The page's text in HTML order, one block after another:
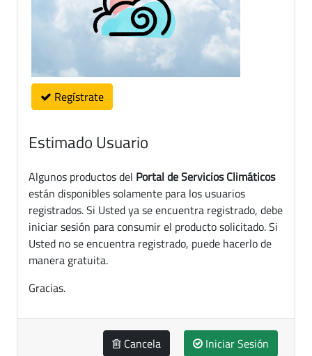
Regístrate
Estimado Usuario
Algunos productos del Portal de Servicios Climáticos
están disponibles solamente para los usuarios
registrados. Si Usted ya se encuentra registrado, debe
iniciar sesión para consumir el producto solicitado. Si
Usted no se encuentra registrado, puede hacerlo de
manera gratuita.
Gracias.
Cancela Iniciar Sesión